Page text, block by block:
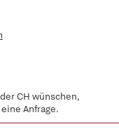
CH wünschen,
Anfrage.